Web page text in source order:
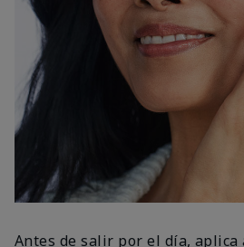
Antes de salir por el día, aplica